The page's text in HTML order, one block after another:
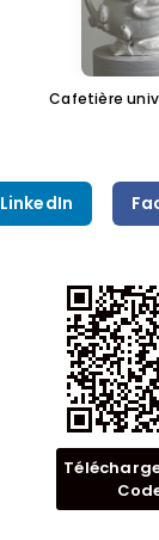
Cafetière
LinkedIn